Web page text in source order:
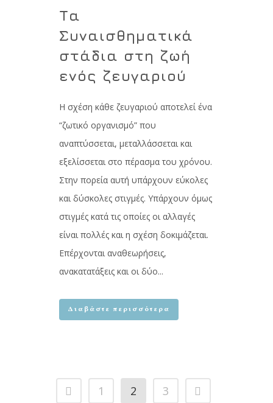
Τα
Συναισθηματικά
στάδια στη ζωή
ενός ζευγαριού
Η σχέση κάθε ζευγαριού αποτελεί ένα
“ζωτικό οργανισμό” που
αναπτύσσεται, μεταλλάσσεται και
εξελίσσεται στο πέρασμα του χρόνου.
Στην πορεία αυτή υπάρχουν εύκολες
και δύσκολες στιγμές. Υπάρχουν όμως
στιγμές κατά τις οποίες οι αλλαγές
είναι πολλές και η σχέση δοκιμάζεται.
Επέρχονται αναθεωρήσεις,
ανακατατάξεις και οι δύο...
Διαβάστε περισσότερα
1 2 3